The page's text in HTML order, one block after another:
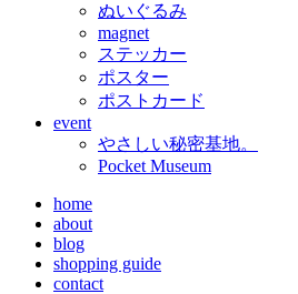
ぬいぐるみ
magnet
ステッカー
ポスター
ポストカード
event
やさしい秘密基地。
Pocket Museum
home
about
blog
shopping guide
contact